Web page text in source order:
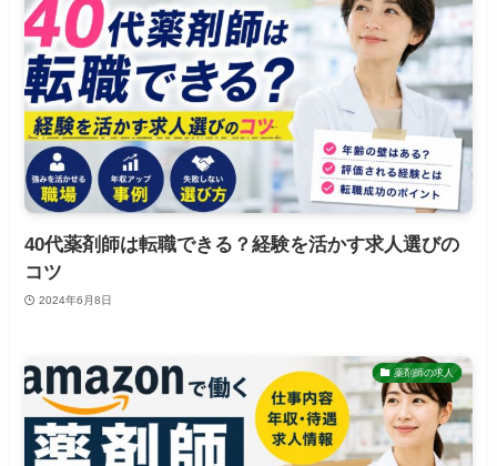
40代薬剤師は転職できる？経験を活かす求人選びの
コツ
2024年6月8日
薬剤師の求人